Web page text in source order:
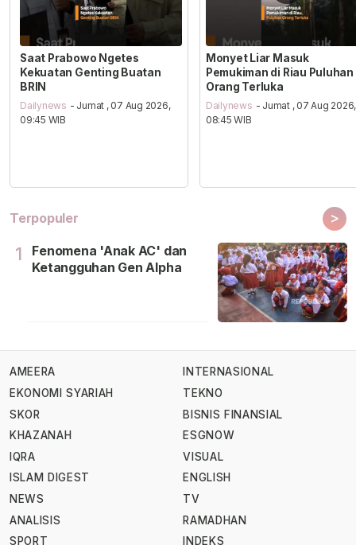
Saat Prabowo Ngetes
Kekuatan Genting Buatan
BRIN
Dailynews - Jumat , 07 Aug 2026,
09:45 WIB
Monyet Liar Masuk
Pemukiman di Riau Puluhan
Orang Terluka
Dailynews - Jumat , 07 Aug 2026,
08:45 WIB
Terpopuler >
1
Fenomena 'Anak AC' dan
Ketangguhan Gen Alpha
AMEERA
EKONOMI SYARIAH
SKOR
KHAZANAH
IQRA
ISLAM DIGEST
NEWS
ANALISIS
SPORT
INTERNASIONAL
TEKNO
BISNIS FINANSIAL
ESGNOW
VISUAL
ENGLISH
TV
RAMADHAN
INDEKS